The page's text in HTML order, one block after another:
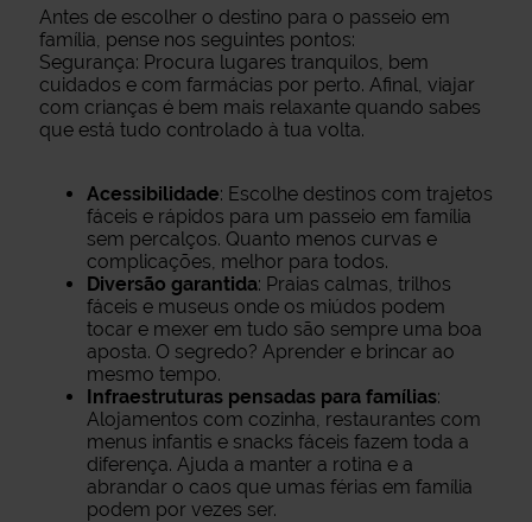
Antes de escolher o destino para o passeio em
família, pense nos seguintes pontos:
Segurança: Procura lugares tranquilos, bem
cuidados e com farmácias por perto. Afinal, viajar
com crianças é bem mais relaxante quando sabes
que está tudo controlado à tua volta.
Acessibilidade: Escolhe destinos com trajetos
fáceis e rápidos para um passeio em família
sem percalços. Quanto menos curvas e
complicações, melhor para todos.
Diversão garantida: Praias calmas, trilhos
fáceis e museus onde os miúdos podem
tocar e mexer em tudo são sempre uma boa
aposta. O segredo? Aprender e brincar ao
mesmo tempo.
Infraestruturas pensadas para famílias:
Alojamentos com cozinha, restaurantes com
menus infantis e snacks fáceis fazem toda a
diferença. Ajuda a manter a rotina e a
abrandar o caos que umas férias em família
podem por vezes ser.